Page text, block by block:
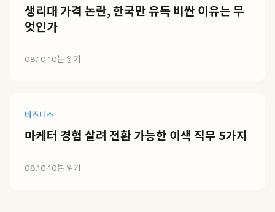
생리대 가격 논란, 한국만 유독 비싼 이유는 무
엇인가
08.10·10분 읽기
비즈니스
마케터 경험 살려 전환 가능한 이색 직무 5가지
08.10·10분 읽기